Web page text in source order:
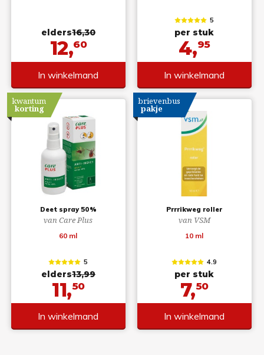
elders16,30
12,60
In winkelmand
5
per stuk
4,95
In winkelmand
Deet spray 50%
van Care Plus
60 ml
kwantum
korting
5
elders13,99
11,50
In winkelmand
Prrrikweg roller
van VSM
10 ml
brievenbus
pakje
4.9
per stuk
7,50
In winkelmand